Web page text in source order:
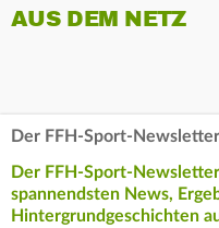
AUS DEM NETZ
Der FFH-Sport-Newsletter
Der FFH-Sport-
spannendsten News,
Hintergrundgeschichten